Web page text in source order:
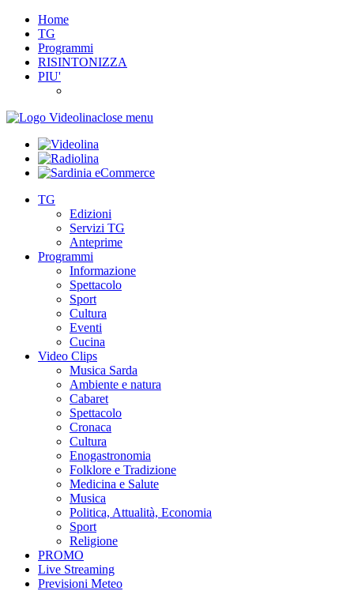
Home
TG
Programmi
RISINTONIZZA
PIU'
close menu
TG
Edizioni
Servizi TG
Anteprime
Programmi
Informazione
Spettacolo
Sport
Cultura
Eventi
Cucina
Video Clips
Musica Sarda
Ambiente e natura
Cabaret
Spettacolo
Cronaca
Cultura
Enogastronomia
Folklore e Tradizione
Medicina e Salute
Musica
Politica, Attualità, Economia
Sport
Religione
PROMO
Live Streaming
Previsioni Meteo